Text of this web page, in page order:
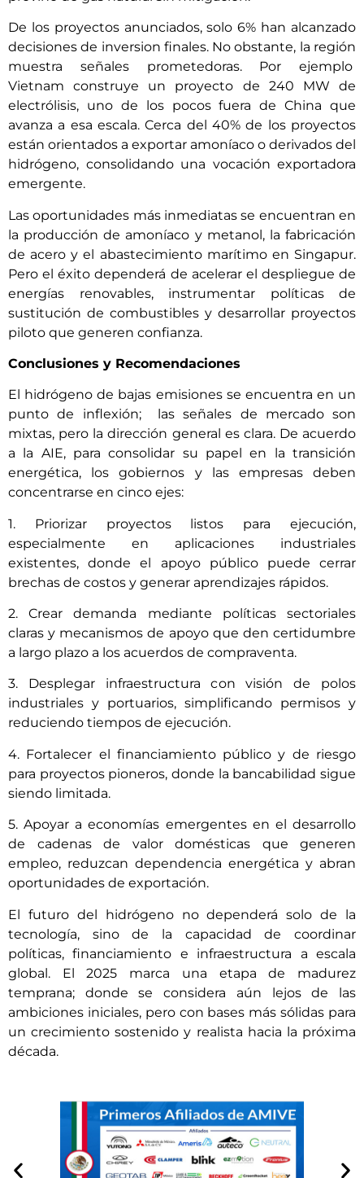
De los proyectos anunciados, solo 6% han alcanzado
decisiones de inversion finales. No obstante, la región
muestra señales prometedoras. Por ejemplo
Vietnam construye un proyecto de 240 MW de
electrólisis, uno de los pocos fuera de China que
avanza a esa escala. Cerca del 40% de los proyectos
están orientados a exportar amoníaco o derivados del
hidrógeno, consolidando una vocación exportadora
emergente.
Las oportunidades más inmediatas se encuentran en
la producción de amoníaco y metanol, la fabricación
de acero y el abastecimiento marítimo en Singapur.
Pero el éxito dependerá de acelerar el despliegue de
energías renovables, instrumentar políticas de
sustitución de combustibles y desarrollar proyectos
piloto que generen confianza.
Conclusiones y Recomendaciones
El hidrógeno de bajas emisiones se encuentra en un
punto de inflexión; las señales de mercado son
mixtas, pero la dirección general es clara. De acuerdo
a la AIE, para consolidar su papel en la transición
energética, los gobiernos y las empresas deben
concentrarse en cinco ejes:
1. Priorizar proyectos listos para ejecución,
especialmente en aplicaciones industriales
existentes, donde el apoyo público puede cerrar
brechas de costos y generar aprendizajes rápidos.
2. Crear demanda mediante políticas sectoriales
claras y mecanismos de apoyo que den certidumbre
a largo plazo a los acuerdos de compraventa.
3. Desplegar infraestructura con visión de polos
industriales y portuarios, simplificando permisos y
reduciendo tiempos de ejecución.
4. Fortalecer el financiamiento público y de riesgo
para proyectos pioneros, donde la bancabilidad sigue
siendo limitada.
5. Apoyar a economías emergentes en el desarrollo
de cadenas de valor domésticas que generen
empleo, reduzcan dependencia energética y abran
oportunidades de exportación.
El futuro del hidrógeno no dependerá solo de la
tecnología, sino de la capacidad de coordinar
políticas, financiamiento e infraestructura a escala
global. El 2025 marca una etapa de madurez
temprana; donde se considera aún lejos de las
ambiciones iniciales, pero con bases más sólidas para
un crecimiento sostenido y realista hacia la próxima
década.